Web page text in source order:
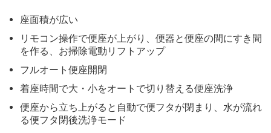
座面積が広い
リモコン操作で便座が上がり、便器と便座の間にすき間
を作る、お掃除電動リフトアップ
フルオート便座開閉
着座時間で大・小をオートで切り替える便座洗浄
便座から立ち上がると自動で便フタが閉まり、水が流れ
る便フタ閉後洗浄モード